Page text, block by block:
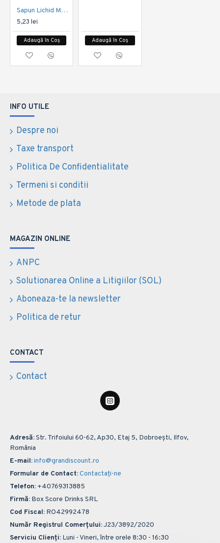
Sapun Lichid Marine Coral Pompita Bubble cu Glicerina 500ml
5,23 lei
Adaugă în Coș Adaugă în Coș
INFO UTILE
Despre noi
Taxe transport
Politica De Confidentialitate
Termeni si conditii
Metode de plata
MAGAZIN ONLINE
ANPC
Solutionarea Online a Litigiilor (SOL)
Aboneaza-te la newsletter
Politica de retur
CONTACT
Contact
Adresă:Str. Trifoiului 60-62, Ap30, Etaj 5, Dobroești, Ilfov,
România
E-mail:info@grandiscount.ro
Formular de Contact:Contactați-ne
Telefon: +40769313885
Firmă: Box Score Drinks SRL
Cod Fiscal: RO42992478
Număr Registrul Comerțului:J23/3892/2020
Serviciu Clienți: Luni - Vineri, între orele 8:30 - 16:30